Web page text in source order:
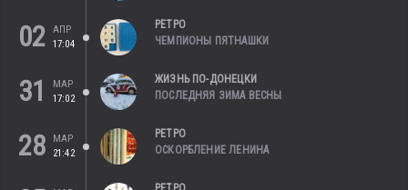
02
АПР
17:04
РЕТРО
ЧЕМПИОНЫ ПЯТНАШКИ
31
МАР
17:02
ЖИЗНЬ ПО-ДОНЕЦКИ
ПОСЛЕДНЯЯ ЗИМА ВЕСНЫ
28
МАР
21:42
РЕТРО
ОСКОРБЛЕНИЕ ЛЕНИНА